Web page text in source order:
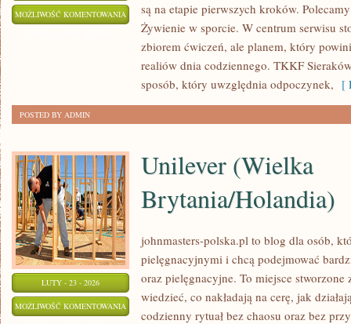
MOŻLIWOŚĆ KOMENTOWANIA KONTUZJE
PROFILAKTYKA
są na etapie pierwszych kroków.
Żywienie w sporcie. W centrum serwisu
zbiorem ćwiczeń, ale planem, który
realiów dnia codziennego. TKKF
sposób, który uwzględnia odpoczynek, [
POSTED BY ADMIN
LUTY - 23 - 2026
MOŻLIWOŚĆ KOMENTOWANIA
Unilever (Wielka
Brytania/Holandia)
johnmasters-polska.pl to blog dla osób,
pielęgnacyjnymi i chcą podejmować
oraz pielęgnacyjne. To miejsce
wiedzieć, co nakładają na cerę, jak
codzienny rytuał bez chaosu oraz bez